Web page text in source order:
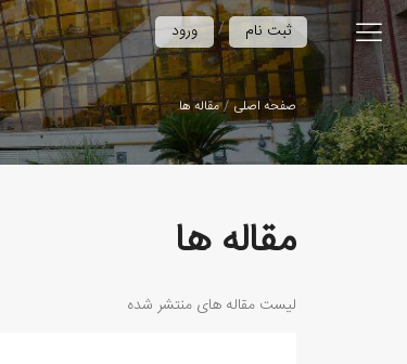
ورود / ثبت نام
صفحه اصلی مقاله ها
مقاله ها
لیست مقاله های منتشر شده